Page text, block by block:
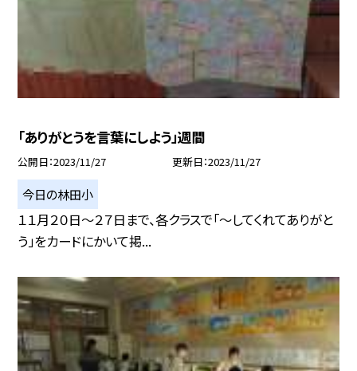
「ありがとうを言葉にしよう」週間
公開日 2023/11/27 更新日 2023/11/27
今日の林田小
１１月２０日〜２７日まで、各クラスで「〜してくれてありがと
う」をカードにかいて掲...